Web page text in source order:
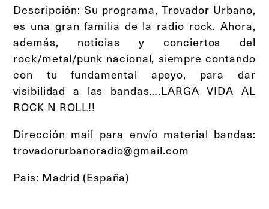
Descripción: Su programa, Trovador Urbano,
es una gran familia de la radio rock. Ahora,
además, noticias y conciertos del
rock/metal/punk nacional, siempre contando
con tu fundamental apoyo, para dar
visibilidad a las bandas….LARGA VIDA AL
ROCK N ROLL!!
Dirección mail para envío material bandas:
trovadorurbanoradio@gmail.com
País: Madrid (España)